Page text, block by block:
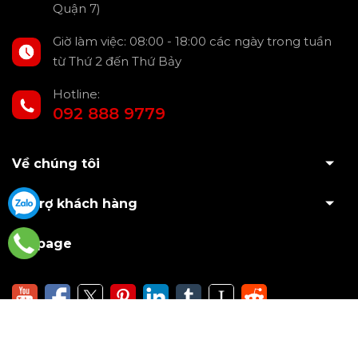
Quận 7)
Giờ làm việc: 08:00 - 18:00 các ngày trong tuần
từ Thứ 2 đến Thứ Bảy
Hotline:
092 888 9779
Về chúng tôi
Hỗ trợ khách hàng
Fanpage